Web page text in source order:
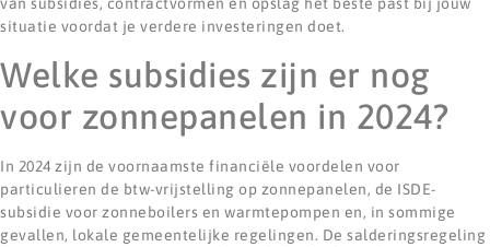
van subsidies, contractvormen en opslag het beste past bij jouw
situatie voordat je verdere investeringen doet.
Welke subsidies zijn er nog
voor zonnepanelen in 2024?
In 2024 zijn de voornaamste financiële voordelen voor
particulieren de btw-vrijstelling op zonnepanelen, de ISDE-
subsidie voor zonneboilers en warmtepompen en, in sommige
gevallen, lokale gemeentelijke regelingen. De salderingsregeling